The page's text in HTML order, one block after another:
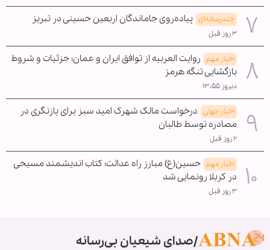
چندرسانه‌ای پیاده‌روی جاماندگان اربعین حسینی در تبریز
۳ روز قبل
اخبار مهم روایت العربیه از توافق ایران و عمان؛ جزئیات و شروط
بازگشایی تنگه هرمز
دیروز ۱۳:۵۵
اخبار جهان درخواست مالک شهرک امید سبز برای بازنگری در
مصادره توسط طالبان
۲ روز قبل
اخبار مهم حسین(ع) مبارز راه عدالت؛ کتاب اندیشمند مسیحی
در کربلا رونمایی شد
۳ روز قبل
صدای شیعیان بی‌رسانه